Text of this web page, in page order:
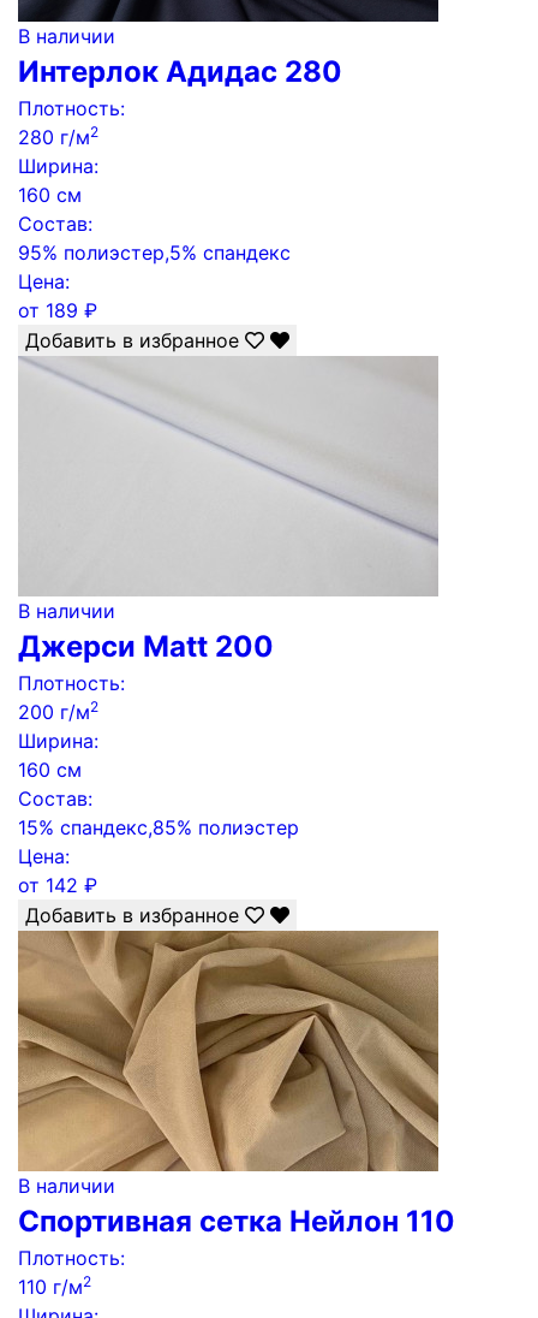
В наличии
Интерлок Адидас 280
Плотность:
280 г/м2
Ширина:
160 см
Состав:
95% полиэстер,5% спандекс
Цена:
от 189 ₽
Добавить в избранное
В наличии
Джерси Matt 200
Плотность:
200 г/м2
Ширина:
160 см
Состав:
15% спандекс,85% полиэстер
Цена:
от 142 ₽
Добавить в избранное
В наличии
Спортивная сетка Нейлон 110
Плотность:
110 г/м2